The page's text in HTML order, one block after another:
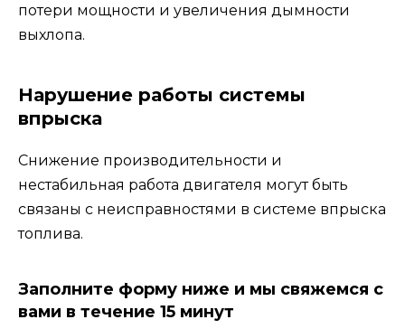
потери мощности и увеличения дымности
выхлопа.
Нарушение работы системы
впрыска
Снижение производительности и
нестабильная работа двигателя могут быть
связаны с неисправностями в системе впрыска
топлива.
Заполните форму ниже и мы свяжемся с
вами в течение 15 минут